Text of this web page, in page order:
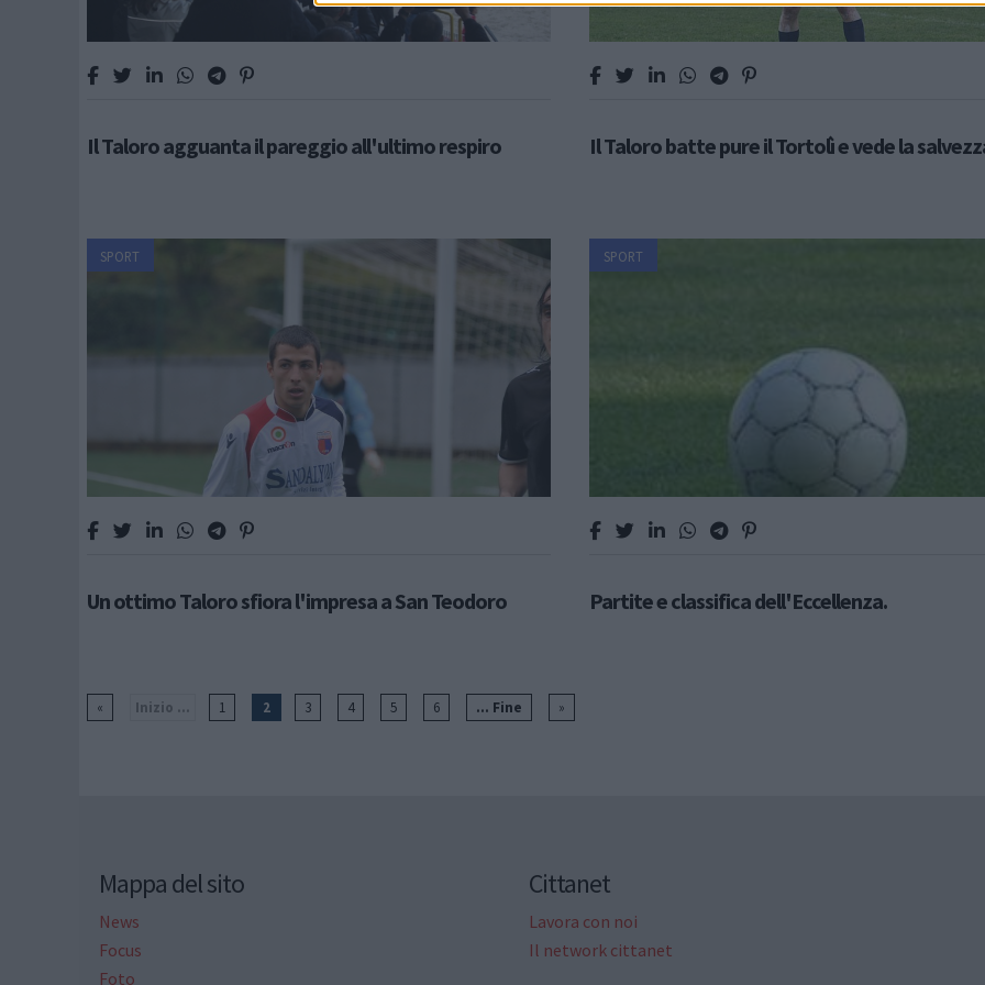
Il Taloro agguanta il pareggio all'ultimo respiro Il Taloro batte pure il Tortolì e vede la
SPORT
Un ottimo Taloro sfiora l'impresa a San Teodoro
SPORT
Partite e classifica dell'Eccellenza.
« Inizio ... 1 2 3 4 5 6 ... Fine »
Mappa del sito
News
Focus
Foto
Cittanet
Lavora con noi
Il network cittanet